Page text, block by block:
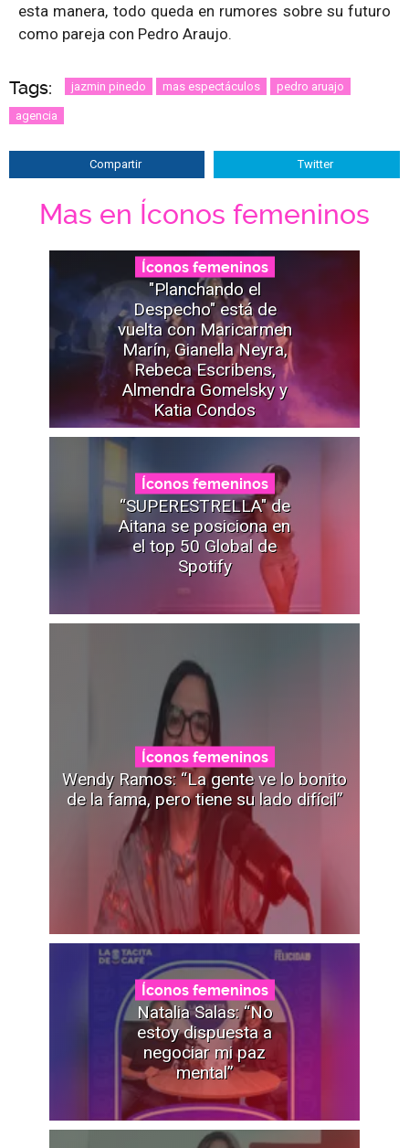
esta manera, todo queda en rumores sobre su futuro
como pareja con Pedro Araujo.
Tags: jazmin pinedo mas espectáculos pedro aruajo
agencia
Compartir Twitter
Mas en Íconos femeninos
Íconos femeninos
"Planchando el
Despecho" está de
vuelta con Maricarmen
Marín, Gianella Neyra,
Rebeca Escribens,
Almendra Gomelsky y
Katia Condos
Íconos femeninos
“SUPERESTRELLA" de
Aitana se posiciona en
el top 50 Global de
Spotify
Íconos femeninos
Wendy Ramos: “La gente ve lo bonito
de la fama, pero tiene su lado difícil”
Íconos femeninos
Natalia Salas: “No
estoy dispuesta a
negociar mi paz
mental”